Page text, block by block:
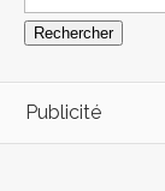
Publicité